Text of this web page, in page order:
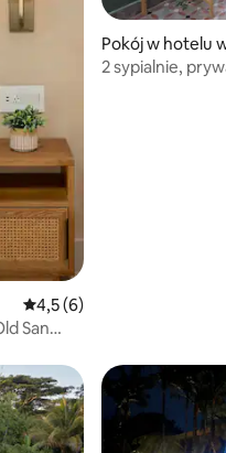
Średnia ocena: 4,5 na 5,
4,5 (6)
San
Pokój w hotelu
2 sypialnie,